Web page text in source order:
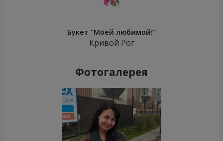
Букет "Моей любимой!"
Кривой Рог
Фотогалерея